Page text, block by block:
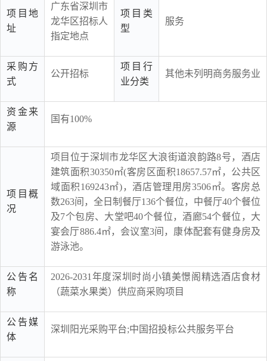
项目地
址
广东省深圳市
龙华区招标人
指定地点
项目类
型
服务
采购方
式
公开招标
项目行
业分类
其他未列明商务服务业
资金来
源
国有100%
项目概
况
项目位于深圳市龙华区大浪街道浪韵路8号，酒店
建筑面积30350㎡(客房区面积18657.57㎡，公共区
域面积169243㎡)，酒店管理用房3506㎡。客房总
数263间，全日制餐厅136个餐位，中餐厅40个餐位
及7个包房、大堂吧40个餐位，酒廊54个餐位，大
宴会厅886.4㎡，会议室3间，康体配套有健身房及
游泳池。
公告名
称
2026-2031年度深圳时尚小镇美憬阁精选酒店食材
（蔬菜水果类）供应商采购项目
公告媒
体
深圳阳光采购平台;中国招投标公共服务平台